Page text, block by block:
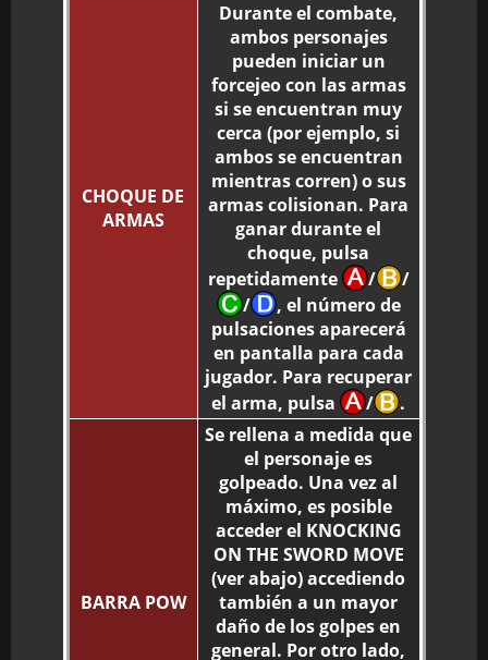
CHOQUE DE
ARMAS
Durante el combate,
ambos personajes
pueden iniciar un
forcejeo con las armas
si se encuentran muy
cerca (por ejemplo, si
ambos se encuentran
mientras corren) o sus
armas colisionan. Para
ganar durante el
choque, pulsa
repetidamente
/
/
/
, el número de
pulsaciones aparecerá
en pantalla para cada
jugador. Para recuperar
el arma, pulsa
/ .
BARRA POW
Se rellena a medida que
el personaje es
golpeado. Una vez al
máximo, es posible
acceder el KNOCKING
ON THE SWORD MOVE
(ver abajo) accediendo
también a un mayor
daño de los golpes en
general. Por otro lado,